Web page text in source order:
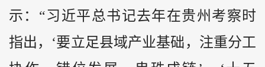
示：“习近平总书记去年在贵州考察时
指出，‘要立足县域产业基础，注重分工